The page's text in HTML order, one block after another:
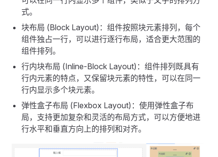
式。
块布局 (Block Layout)：组件按照块元素排列，每个
组件独占一行，可以进行逐行布局，适合更大范围的
组件排列。
行内块布局 (Inline-Block Layout)：组件排列既具有
行内元素的特点，又保留块元素的特性，可以在同一
行内显示多个块元素。
弹性盒子布局 (Flexbox Layout)：使用弹性盒子布
局，支持更加复杂和灵活的布局方式，可以方便地进
行水平和垂直方向上的排列和对齐。